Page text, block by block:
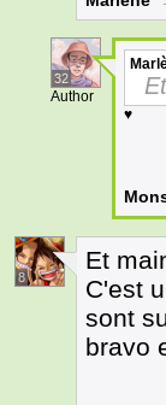
32
Author
♥
8
Et
C'est
sont
bravo